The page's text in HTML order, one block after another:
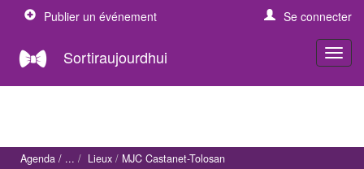
Publier un événement Se connecter
Sortiraujourdhui
Agenda Lieux MJC Castanet-Tolosan